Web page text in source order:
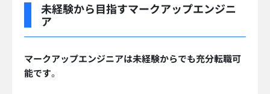
未経験から目指すマークアップエンジニ
ア
マークアップエンジニアは未経験からでも充分転職可
能です。